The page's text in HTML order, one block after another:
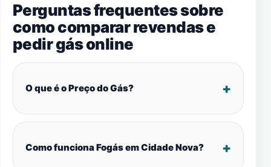
Perguntas frequentes sobre
como comparar revendas e
pedir gás online
O que é o Preço do Gás?
Como funciona Fogás em Cidade Nova?